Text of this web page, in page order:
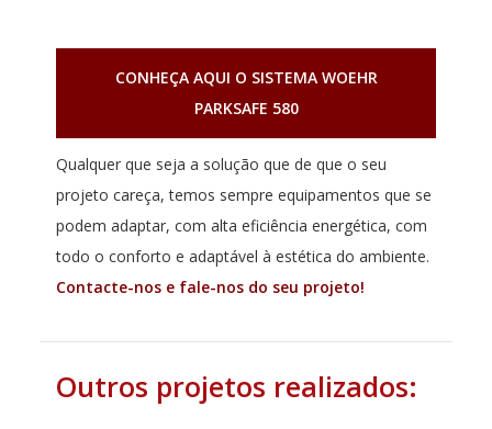
CONHEÇA AQUI O SISTEMA WOEHR
PARKSAFE 580
Qualquer que seja a solução que de que o seu
projeto careça, temos sempre equipamentos que se
podem adaptar, com alta eficiência energética, com
todo o conforto e adaptável à estética do ambiente.
Contacte-nos e fale-nos do seu projeto!
Outros projetos realizados: